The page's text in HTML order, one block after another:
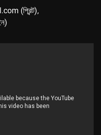
(প্রিন্ট),